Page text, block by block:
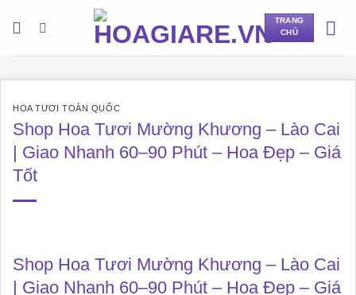
TRANG
CHỦ
HOA TƯƠI TOÀN QUỐC
Shop Hoa Tươi Mường Khương – Lào Cai
| Giao Nhanh 60–90 Phút – Hoa Đẹp – Giá
Tốt
Shop Hoa Tươi Mường Khương – Lào Cai
| Giao Nhanh 60–90 Phút – Hoa Đẹp – Giá